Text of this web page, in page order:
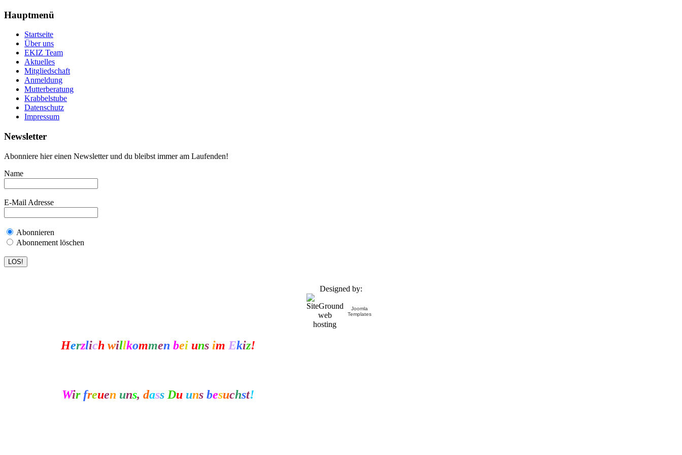
Hauptmenü
Startseite
Über uns
EKIZ Team
Aktuelles
Mitgliedschaft
Anmeldung
Mutterberatung
Krabbelstube
Datenschutz
Impressum
Newsletter
Abonniere hier einen Newsletter und du bleibst immer am Laufenden!
Name
E-Mail Adresse
Abonnieren
Abonnement löschen
Designed by:
Joomla
Templates
Herzlich willkommen bei uns im Ekiz!
Wir freuen uns, dass Du uns besuchst!